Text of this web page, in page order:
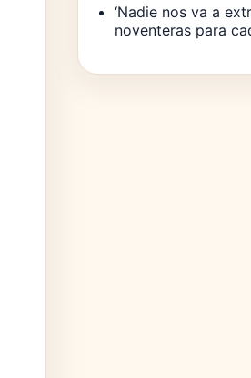
‘Nadie nos va a
noventeras para